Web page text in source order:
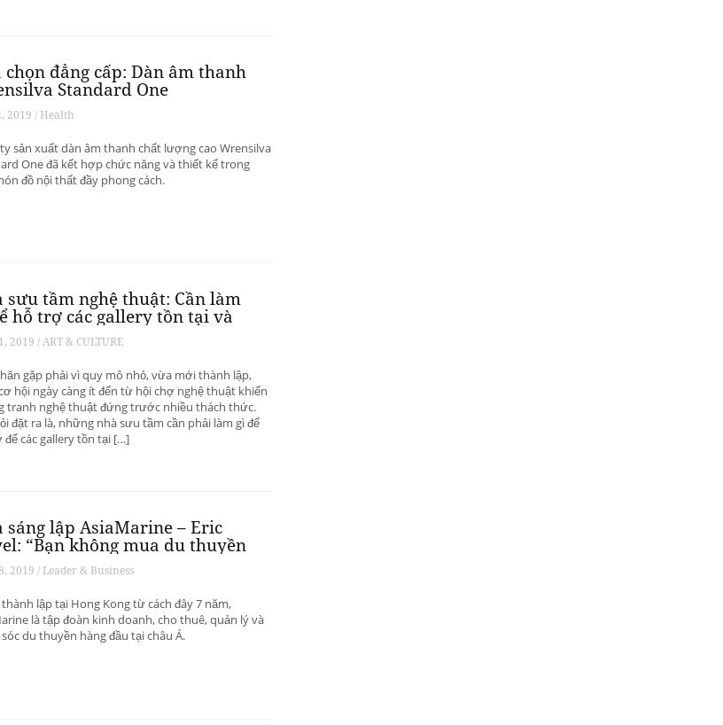
chọn đẳng cấp: Dàn âm thanh
Standard One
2019 / Health
sản xuất dàn âm thanh chất lượng cao Wrensilva
One đã kết hợp chức năng và thiết kế trong
đồ nội thất đầy phong cách.
sưu tầm nghệ thuật: Cần làm
hỗ trợ các gallery tồn tại và
triển? – Phần 1
2019 / ART & CULTURE
gặp phải vì quy mô nhỏ, vừa mới thành lập,
hội ngày càng ít đến từ hội chợ nghệ thuật khiến
tranh nghệ thuật đứng trước nhiều thách thức.
đặt ra là, những nhà sưu tầm cần phải làm gì để
để các gallery tồn tại […]
sáng lập AsiaMarine – Eric
“Bạn không mua du thuyền
tư sinh lời”
2019 / Leader & Business
lập tại Hong Kong từ cách đây 7 năm,
là tập đoàn kinh doanh, cho thuê, quản lý và
du thuyền hàng đầu tại châu Á.